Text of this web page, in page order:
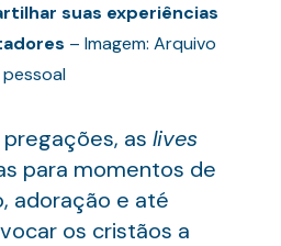
suas experiências
– Imagem: Arquivo
pessoal
as lives
para momentos de
adoração e até
os cristãos a